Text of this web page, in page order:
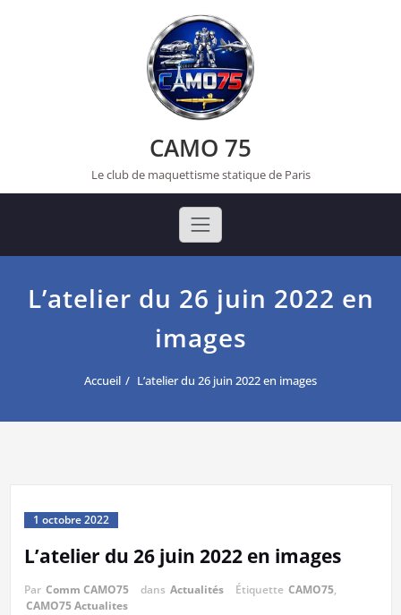
CAMO 75
Le club de maquettisme statique de Paris
L’atelier du 26 juin 2022 en
images
Accueil L’atelier du 26 juin 2022 en images
1 octobre 2022
L’atelier du 26 juin 2022 en images
Par Comm CAMO75 dans Actualités Étiquette CAMO75,
CAMO75 Actualites